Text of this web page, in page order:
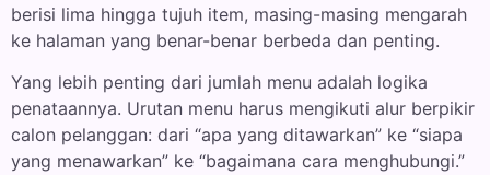
berisi lima hingga tujuh item, masing-masing mengarah
ke halaman yang benar-benar berbeda dan penting.
Yang lebih penting dari jumlah menu adalah logika
penataannya. Urutan menu harus mengikuti alur berpikir
calon pelanggan: dari “apa yang ditawarkan” ke “siapa
yang menawarkan” ke “bagaimana cara menghubungi.”